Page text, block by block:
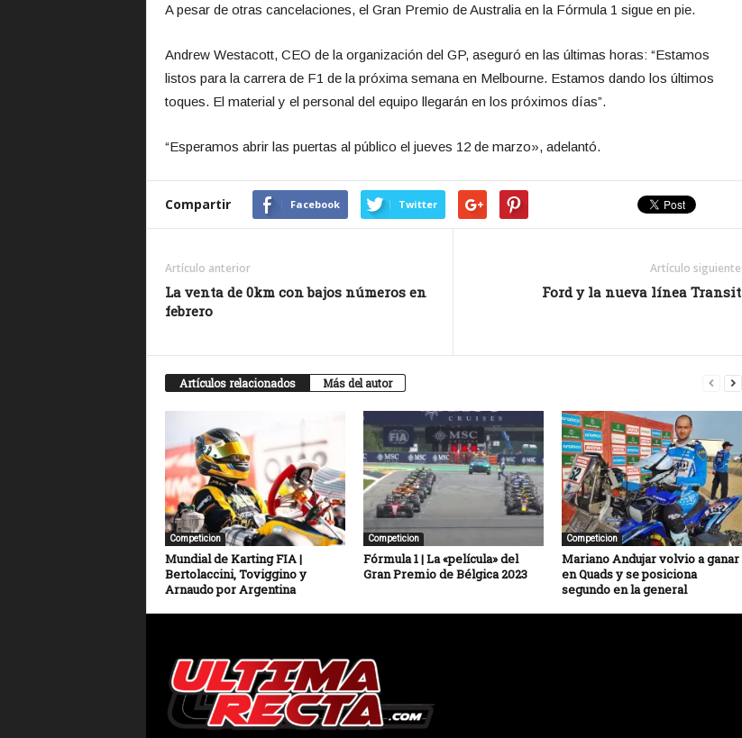
A pesar de otras cancelaciones, el Gran Premio de Australia en la Fórmula 1 sigue en pie.
Andrew Westacott, CEO de la organización del GP, aseguró en las últimas horas: “Estamos
listos para la carrera de F1 de la próxima semana en Melbourne. Estamos dando los últimos
toques. El material y el personal del equipo llegarán en los próximos días”.
“Esperamos abrir las puertas al público el jueves 12 de marzo», adelantó.
Compartir Facebook Twitter
Artículo anterior
La venta de 0km con bajos números en
febrero
Artículo siguiente
Ford y la nueva línea Transit
Artículos relacionados Más del autor
Competicion
Mundial de Karting FIA |
Bertolaccini, Toviggino y
Arnaudo por Argentina
Competicion
Fórmula 1 | La «película» del
Gran Premio de Bélgica 2023
Competicion
Mariano Andujar volvio a ganar
en Quads y se posiciona
segundo en la general